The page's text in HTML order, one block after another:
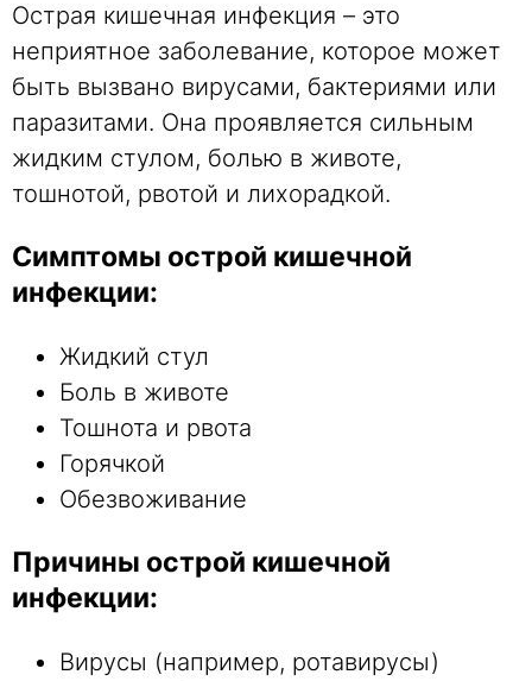
Острая кишечная инфекция – это
неприятное заболевание, которое может
быть вызвано вирусами, бактериями или
паразитами. Она проявляется сильным
жидким стулом, болью в животе,
тошнотой, рвотой и лихорадкой.
Симптомы острой кишечной
инфекции:
Жидкий стул
Боль в животе
Тошнота и рвота
Горячкой
Обезвоживание
Причины острой кишечной
инфекции:
Вирусы (например, ротавирусы)